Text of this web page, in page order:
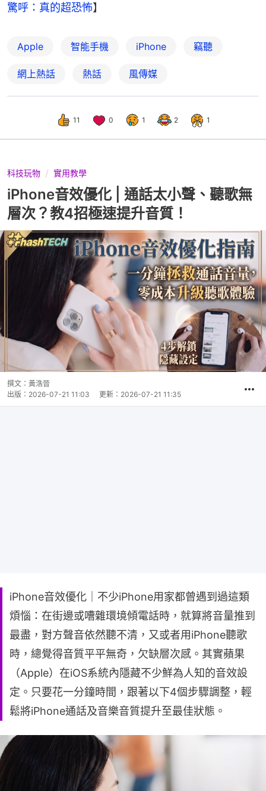
驚呼：真的超恐怖】
Apple 智能手機 iPhone 竊聽
網上熱話 熱話 風傳媒
11 0 1 2 1
科技玩物 實用教學
iPhone音效優化 | 通話太小聲、聽歌無
層次？教4招極速提升音質！
撰文： 黃浩晉
出版： 2026-07-21 11:03 更新： 2026-07-21 11:35
iPhone音效優化｜不少iPhone用家都曾遇到過這類
煩惱：在街邊或嘈雜環境傾電話時，就算將音量推到
最盡，對方聲音依然聽不清，又或者用iPhone聽歌
時，總覺得音質平平無奇，欠缺層次感。其實蘋果
（Apple）在iOS系統內隱藏不少鮮為人知的音效設
定。只要花一分鐘時間，跟著以下4個步驟調整，輕
鬆將iPhone通話及音樂音質提升至最佳狀態。